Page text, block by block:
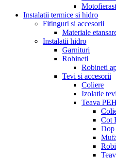
Instalatii termice si hidro
Fitinguri si accesorii
Materiale
Instalatii hidro
Garnituri
Robineti
Robineti
Tevi si accesorii
Coliere
Izolatie tevi
Teava
Cot
Dop